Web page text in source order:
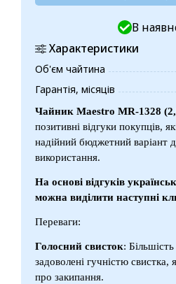
В
Характеристики
Об'єм чайтина
Гарантія, місяців
Чайник Maestro MR-1328
позитивні відгуки покупців,
надійний бюджетний варіант
використання.
На основі відгуків
можна виділити наступні
Переваги:
Голосний свисток:
задоволені гучністю свистка,
про закипання.